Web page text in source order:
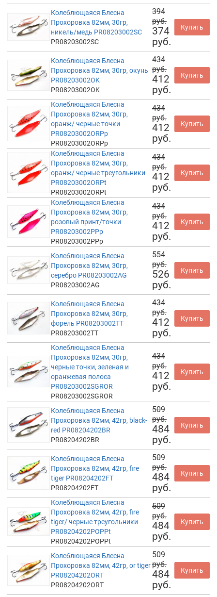
Колеблющаяся Блесна
Прохоровка 82мм, 30гр,
никель/медь PR08203002SC
PR08203002SC
394
руб.
374
руб.
Купить
Колеблющаяся Блесна
Прохоровка 82мм, 30гр, окунь
PR08203002OK
PR08203002OK
434
руб.
412
руб.
Купить
Колеблющаяся Блесна
Прохоровка 82мм, 30гр,
оранж/ черные точки
PR08203002ORPp
PR08203002ORPp
434
руб.
412
руб.
Купить
Колеблющаяся Блесна
Прохоровка 82мм, 30гр,
оранж/ черные треугольники
PR08203002ORPt
PR08203002ORPt
434
руб.
412
руб.
Купить
Колеблющаяся Блесна
Прохоровка 82мм, 30гр,
розовый принт/точки
PR08203002PPp
PR08203002PPp
434
руб.
412
руб.
Купить
Колеблющаяся Блесна
Прохоровка 82мм, 30гр,
серебро PR08203002AG
PR08203002AG
554
руб.
526
руб.
Купить
Колеблющаяся Блесна
Прохоровка 82мм, 30гр,
форель PR08203002TT
PR08203002TT
434
руб.
412
руб.
Купить
Колеблющаяся Блесна
Прохоровка 82мм, 30гр,
черные точки, зеленая и
оранжевая полоса
PR08203002SGROR
PR08203002SGROR
434
руб.
412
руб.
Купить
Колеблющаяся Блесна
Прохоровка 82мм, 42гр, black-
red PR08204202BR
PR08204202BR
509
руб.
484
руб.
Купить
Колеблющаяся Блесна
Прохоровка 82мм, 42гр, fire
tiger PR08204202FT
PR08204202FT
509
руб.
484
руб.
Купить
Колеблющаяся Блесна
Прохоровка 82мм, 42гр, fire
tiger/ черные треугольники
PR08204202POPPt
PR08204202POPPt
509
руб.
484
руб.
Купить
Колеблющаяся Блесна
Прохоровка 82мм, 42гр, or tiger
PR08204202ORT
PR08204202ORT
509
руб.
484
руб.
Купить